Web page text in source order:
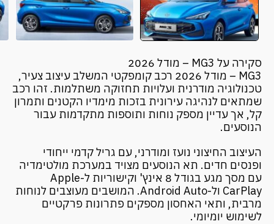
סקירה על MG3 – מודל 2026
MG3 – מודל 2026 רכב קומפקטי המשלב עיצוב צעיר,
טכנולוגיה מודרנית ועלויות תחזוקה משתלמות. זהו רכב
שמתאים לנהיגה עירונית בזכות מימדיו הקטנים ותמרון
קל, אך עדיין מספק נוחות ותוספות מתקדמות עבור
הנוסעים.
העיצוב החיצוני נועז ומודרני, עם גריל קדמי ייחודי
ופנסים חדים. תא הנוסעים מצויד במערכת מולטימדיה
עם מסך מגע בגודל 8 אינץ' וקישוריות ל-Apple
CarPlay ול-Android Auto. המושבים מעוצבים לנוחות
מרבית, ותאי האחסון מספקים פתרונות פרקטיים
לשימוש יומיומי.